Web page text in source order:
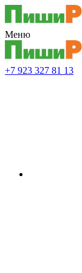
Меню
+7 923 327 81 13